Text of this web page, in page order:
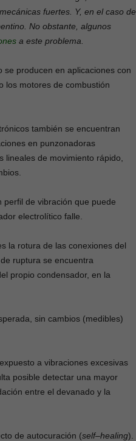
fuertes. Y, en el caso de
No obstante, algunos
a este problema.
se producen en aplicaciones con
los motores de combustión
también se encuentran
en punzonadoras
lineales de movimiento rápido,
perfil de vibración que puede
electrolítico falle.
la rotura de las conexiones del
ruptura se encuentra
propio condensador, en la
sin cambios (medibles)
a vibraciones excesivas
posible detectar una mayor
entre el devanado y la
de autocuración (self–healing).